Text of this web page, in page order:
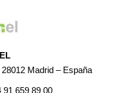
Madrid – España
91 659 89 00